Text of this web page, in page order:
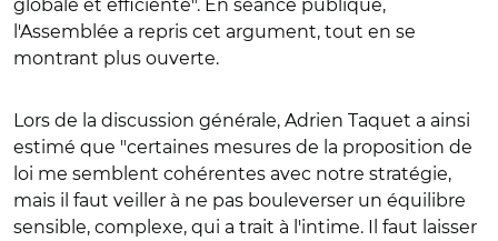
globale et efficiente". En séance publique,
l'Assemblée a repris cet argument, tout en se
montrant plus ouverte.
Lors de la discussion générale, Adrien Taquet a ainsi
estimé que "certaines mesures de la proposition de
loi me semblent cohérentes avec notre stratégie,
mais il faut veiller à ne pas bouleverser un équilibre
sensible, complexe, qui a trait à l'intime. Il faut laisser